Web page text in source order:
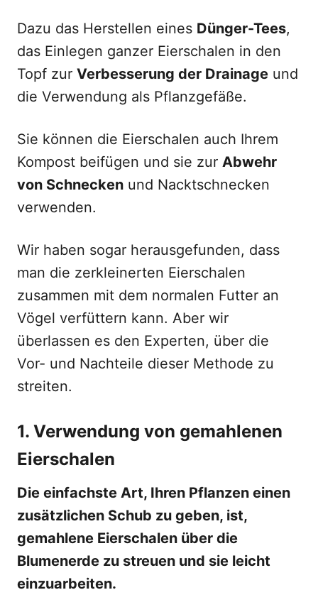
Dazu das Herstellen eines Dünger-Tees,
das Einlegen ganzer Eierschalen in den
Topf zur Verbesserung der Drainage und
die Verwendung als Pflanzgefäße.
Sie können die Eierschalen auch Ihrem
Kompost beifügen und sie zur Abwehr
von Schnecken und Nacktschnecken
verwenden.
Wir haben sogar herausgefunden, dass
man die zerkleinerten Eierschalen
zusammen mit dem normalen Futter an
Vögel verfüttern kann. Aber wir
überlassen es den Experten, über die
Vor- und Nachteile dieser Methode zu
streiten.
1. Verwendung von gemahlenen
Eierschalen
Die einfachste Art, Ihren Pflanzen einen
zusätzlichen Schub zu geben, ist,
gemahlene Eierschalen über die
Blumenerde zu streuen und sie leicht
einzuarbeiten.